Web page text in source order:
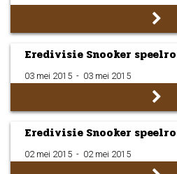
Eredivisie Snooker
03 mei 2015 ­ - ­ 03 mei 2015
Eredivisie Snooker
02 mei 2015 ­ - ­ 02 mei 2015